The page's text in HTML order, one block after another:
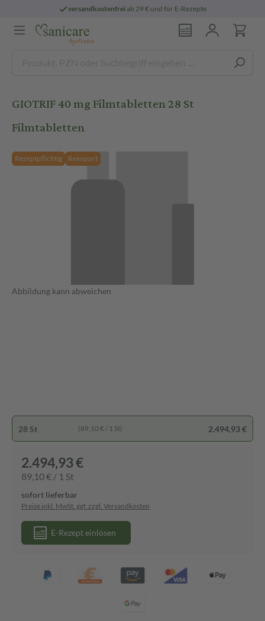
versandkostenfreiab 29 € und für E-Rezepte
GIOTRIF 40 mg Filmtabletten 28 St
Filmtabletten
Rezeptpflichtig Reimport
Abbildung kann abweichen
28 St (89,10 € / 1 St) 2.494,93 €
2.494,93 €
89,10 € / 1 St
sofort lieferbar
Preise inkl. MwSt. ggf. zzgl. Versandkosten
E-Rezept einlösen